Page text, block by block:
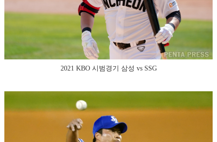
2021 KBO 시범경기 삼성 vs SSG